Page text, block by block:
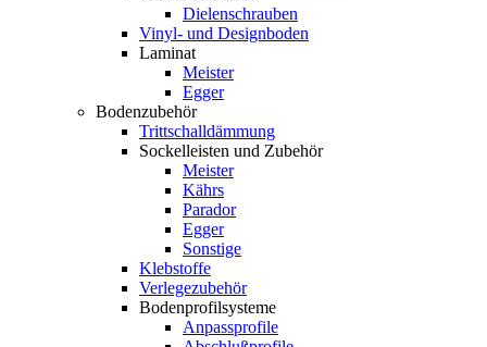
Dielenschrauben
Vinyl- und Designboden
Laminat
Meister
Egger
Bodenzubehör
Trittschalldämmung
Sockelleisten und Zubehör
Meister
Kährs
Parador
Egger
Sonstige
Klebstoffe
Verlegezubehör
Bodenprofilsysteme
Anpassprofile